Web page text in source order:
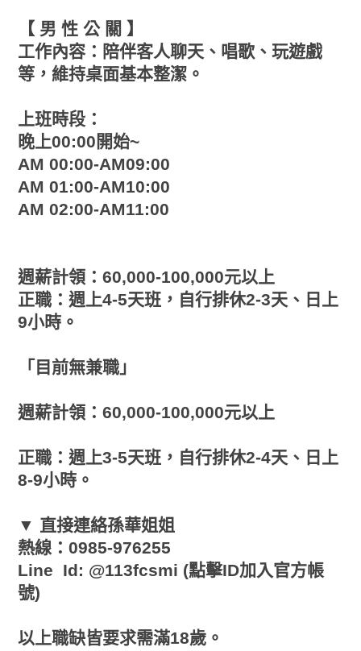
【 男 性 公 關 】
工作內容：陪伴客人聊天、唱歌、玩遊戲
等，維持桌面基本整潔。
上班時段：
晚上00:00開始~
AM 00:00-AM09:00
AM 01:00-AM10:00
AM 02:00-AM11:00
週薪計領：60,000-100,000元以上
正職：週上4-5天班，自行排休2-3天、日上
9小時。
「目前無兼職」
週薪計領：60,000-100,000元以上
正職：週上3-5天班，自行排休2-4天、日上
8-9小時。
▼ 直接連絡孫華姐姐
熱線：0985-976255
Line Id: @113fcsmi (點擊ID加入官方帳
號)
以上職缺皆要求需滿18歲。